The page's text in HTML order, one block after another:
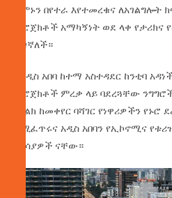
ሰሞኑን በየተራ እየተመረቁና ለአገልግሎት
ፕሮጀክቶች አማካኝነት ወደ ላቀ የታሪክና
ትገኛለች።
የአዲስ አበባ ከተማ አስተዳደር ከንቲባ
ፕሮጀክቶች ምረቃ ላይ ባደረጓቸው
መልክ ከመቀየር ባሻገር የነዋሪዎችን የኑሮ
የሚፈጥሩና አዲስ አበባን የኢኮኖሚና
ማሳያዎች ናቸው።